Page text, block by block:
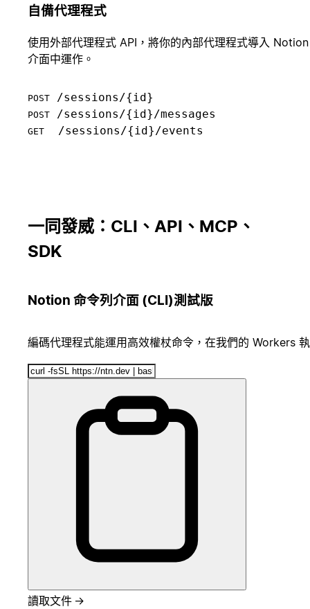
自備代理程式
使用外部代理程式 API，將你的內部代理程式導入
介面中運作。
POST
POST
GET
  /sessions/{id}/events
一同發威：CLI、API、MCP、
SDK
Notion 命令列介面 (CLI)測試版
編碼代理程式能運用高效權杖命令，在我們的 Workers
讀取文件 →